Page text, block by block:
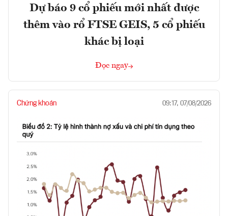
Dự báo 9 cổ phiếu mới nhất được
thêm vào rổ FTSE GEIS, 5 cổ phiếu
khác bị loại
Đọc ngay
Chứng khoán 09:17, 07/08/2026